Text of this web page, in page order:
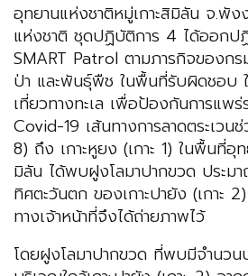
อุทยานแห่งชาติหมู่เกาะสิมิลัน จ.พัง
แห่งชาติ ชุดปฏิบัติการ 4 ได้ออกปฏิ
SMART Patrol ตามภารกิจของก
ป่า และพันธุ์พืช ในพื้นที่รับผิดชอบ
เที่ยวทางทะเล เพื่อป้องกันการแพร่
Covid-19 เส้นทางการลาดตระเวนช่
8) ถึง เกาะหูยง (เกาะ 1) ในพื้นที่อุ
มิลัน ได้พบฝูงโลมาปากขวด ประ
ทิศตะวันตก ของเกาะปายัง (เกาะ
ทางเจ้าหน้าที่จึงได้ถ่ายภาพไว้
โดยฝูงโลมาปากขวด ที่พบมีจำนว